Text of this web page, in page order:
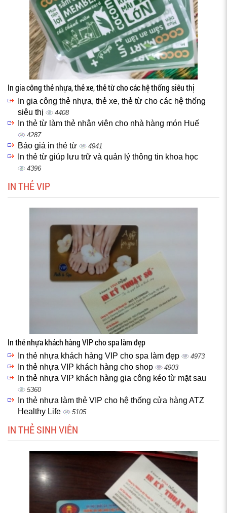
In gia công thẻ nhựa, thẻ xe, thẻ từ cho các hệ thống siêu thị
In gia công thẻ nhựa, thẻ xe, thẻ từ cho các hệ thống
siêu thị
4408
In thẻ từ làm thẻ nhân viên cho nhà hàng món Huế
4287
Báo giá in thẻ từ 4941
In thẻ từ giúp lưu trữ và quản lý thông tin khoa học
4396
IN THẺ VIP
In thẻ nhựa khách hàng VIP cho spa làm đẹp
In thẻ nhựa khách hàng VIP cho spa làm đẹp 4973
In thẻ nhựa VIP khách hàng cho shop 4903
In thẻ nhựa VIP khách hàng gia công kéo từ mặt sau
5360
In thẻ nhựa làm thẻ VIP cho hệ thống cửa hàng ATZ
Healthy Life
5105
IN THẺ SINH VIÊN